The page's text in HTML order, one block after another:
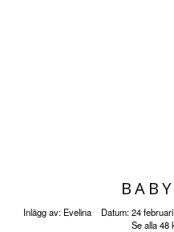
Inlägg av: Evelina Datum:24
Se alla 48